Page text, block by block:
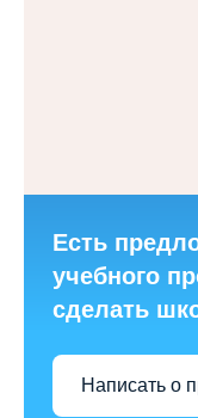
Есть
учебного
сделать
Написать о